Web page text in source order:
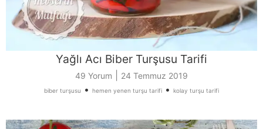
Yağlı Acı Biber Turşusu Tarifi
49 Yorum 24 Temmuz 2019
biber turşusu • hemen yenen turşu tarifi • kolay turşu tarifi